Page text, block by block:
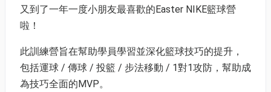
又到了一年一度小朋友最喜歡的Easter NIKE籃球營
啦！
此訓練營旨在幫助學員學習並深化籃球技巧的提升，
包括運球 / 傳球 / 投籃 / 步法移動 / 1對1攻防，幫助成
為技巧全面的MVP。